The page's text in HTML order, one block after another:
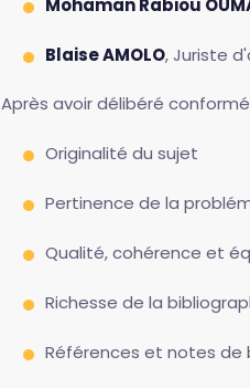
Mohaman Rabiou
Blaise AMOLO, Juriste
Après avoir délibéré
Originalité du sujet
Pertinence de la
Qualité, cohérence et
Richesse de la
Références et notes de